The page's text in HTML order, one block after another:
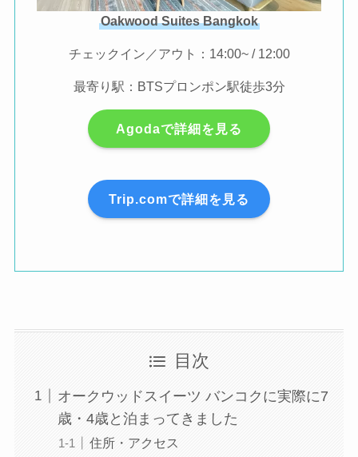
Oakwood Suites Bangkok
チェックイン／アウト：14:00~ / 12:00
最寄り駅：BTSプロンポン駅徒歩3分
Agodaで詳細を見る
Trip.comで詳細を見る
目次
オークウッドスイーツ バンコクに実際に7
歳・4歳と泊まってきました
住所・アクセス